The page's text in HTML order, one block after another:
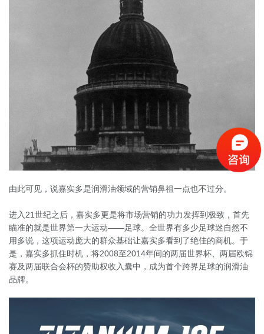
由此可见，说嘉实多是润滑油领域的营销鼻祖一点也不过分。
进入21世纪之后，嘉实多更是将市场营销的功力发挥到极致，首先
瞄准的就是世界第一大运动——足球。全世界有多少足球迷自然不
用多说，这项运动庞大的群众基础让嘉实多看到了绝佳的商机。于
是，嘉实多抓住时机，将2008至2014年间的两届世界杯、两届欧锦
赛及两届联合会杯的赞助权收入囊中，成为首个跨界足球的润滑油
品牌。